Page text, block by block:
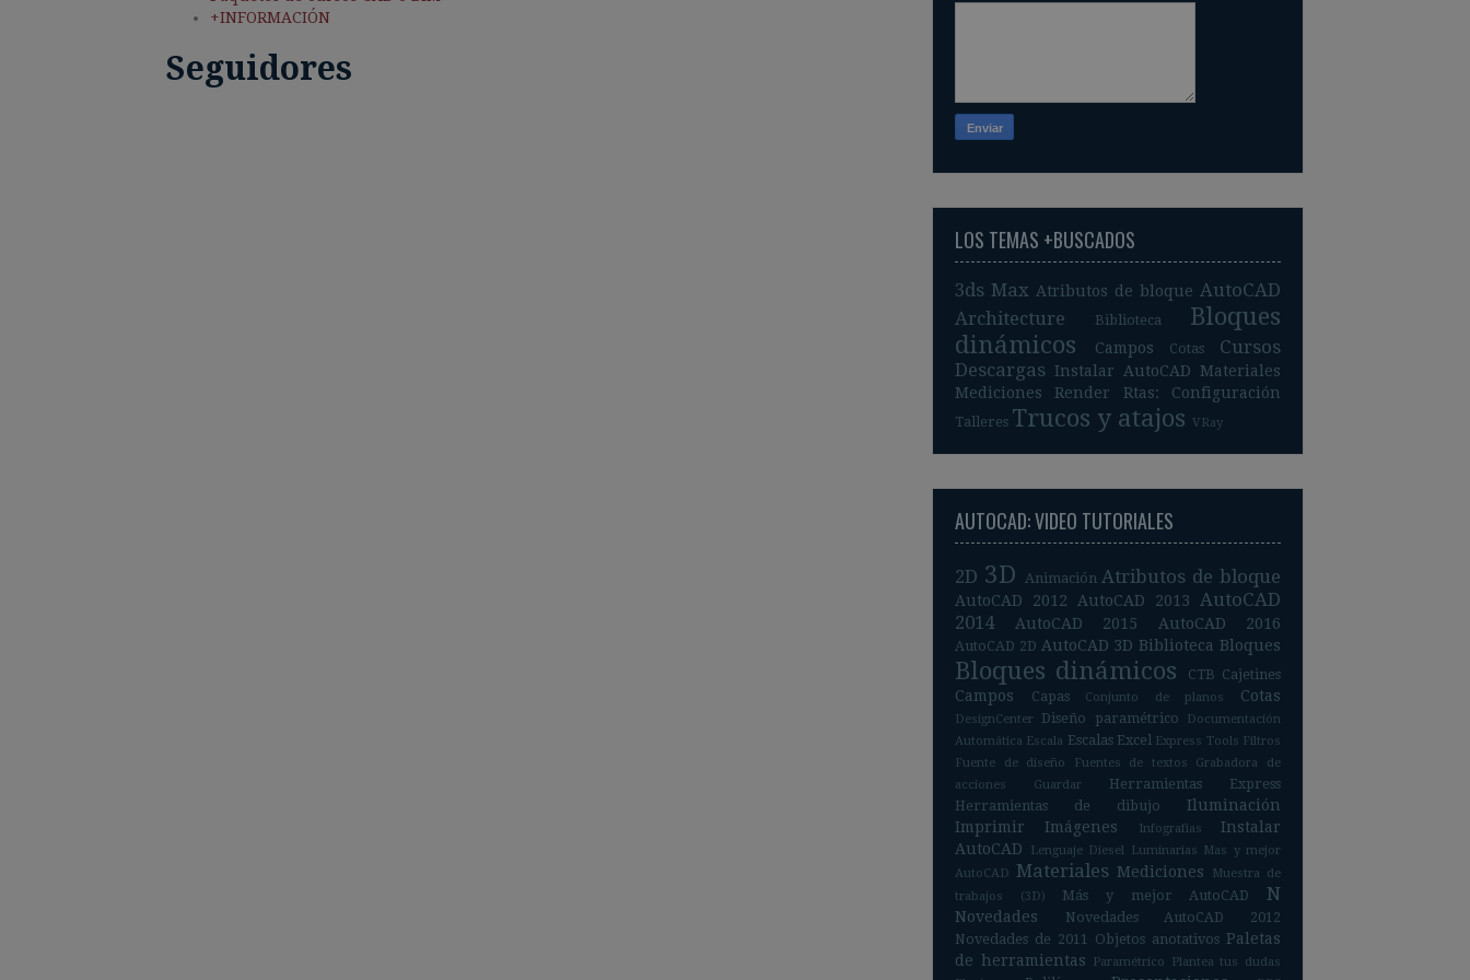
+INFORMACIÓN
Seguidores
LOS TEMAS +BUSCADOS
3ds Max Atributos de bloque AutoCAD
Architecture
Biblioteca
Bloques
dinámicos
Campos Cotas
Cursos
Descargas Instalar AutoCAD
Materiales
Mediciones
Render Rtas: Configuración
Talleres Trucos y atajos VRay
AUTOCAD: VIDEO TUTORIALES
2D 3D Animación Atributos de bloque
AutoCAD 2012 AutoCAD 2013
AutoCAD
2014
AutoCAD 2015 AutoCAD 2016
AutoCAD 2D AutoCAD 3D Biblioteca Bloques
Bloques dinámicos CTB Cajetines
Campos Capas Conjunto de planos Cotas
DesignCenter Diseño paramétrico
Documentación
Automática Escala Escalas Excel Express Tools Filtros
Fuente de diseño
Fuentes de textos
Grabadora de
acciones
Guardar
Herramientas Express
Herramientas de dibujo
Iluminación
Imprimir
Imágenes Infografías
Instalar
AutoCAD
Lenguaje Diesel Luminarias Mas y mejor
AutoCAD Materiales Mediciones
Muestra de
trabajos (3D)
Más y mejor AutoCAD N
Novedades
Novedades AutoCAD 2012
Novedades de 2011
Objetos anotativos Paletas
de herramientas
Paramétrico
Plantea tus dudas